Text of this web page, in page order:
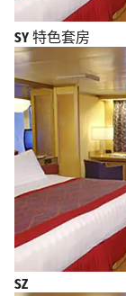
SY 特色套房
SZ